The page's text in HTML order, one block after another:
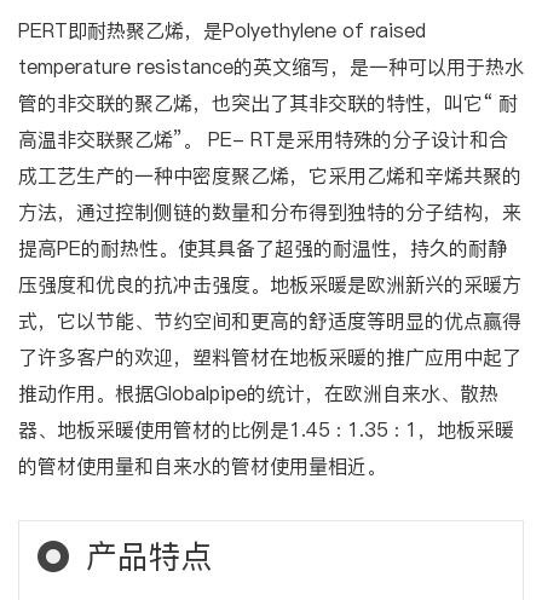
PERT即耐热聚乙烯，是Polyethylene of raised
temperature resistance的英文缩写，是一种可以用于热水
管的非交联的聚乙烯，也突出了其非交联的特性，叫它“ 耐
高温非交联聚乙烯”。 PE- RT是采用特殊的分子设计和合
成工艺生产的一种中密度聚乙烯，它采用乙烯和辛烯共聚的
方法，通过控制侧链的数量和分布得到独特的分子结构，来
提高PE的耐热性。使其具备了超强的耐温性，持久的耐静
压强度和优良的抗冲击强度。地板采暖是欧洲新兴的采暖方
式，它以节能、节约空间和更高的舒适度等明显的优点赢得
了许多客户的欢迎，塑料管材在地板采暖的推广应用中起了
推动作用。根据Globalpipe的统计，在欧洲自来水、散热
器、地板采暖使用管材的比例是1.45 : 1.35 : 1，地板采暖
的管材使用量和自来水的管材使用量相近。
产品特点